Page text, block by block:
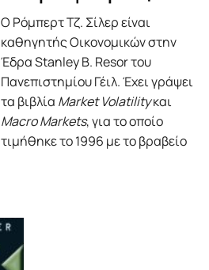
Ο Ρόμπερτ Τζ. Σίλερ είναι
καθηγητής Οικονομικών στην
Έδρα Stanley B. Resor του
Πανεπιστημίου Γέιλ. Έχει γράψει
τα βιβλία Market Volatilityκαι
Macro Markets, για το οποίο
τιμήθηκε το 1996 με το βραβείο